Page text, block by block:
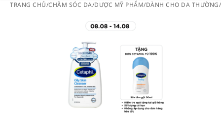
TRANG CHỦ/CHĂM SÓC DA/DƯỢC MỸ PHẨM/DÀNH CHO DA